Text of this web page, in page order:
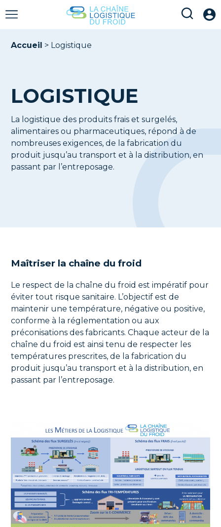
Accueil > Logistique
LOGISTIQUE
La logistique des produits frais et surgelés,
alimentaires ou pharmaceutiques, répond à de
nombreuses exigences, de la fabrication du
produit jusqu’au transport et à la distribution, en
passant par l’entreposage.
Maîtriser la chaîne du froid
Le respect de la chaîne du froid est impératif pour
éviter tout risque sanitaire. L’objectif est de
maintenir une température, négative ou positive,
conforme à la réglementation ou aux
préconisations des fabricants. Chaque acteur de la
chaîne du froid est ainsi tenu de respecter les
températures prescrites, de la fabrication du
produit jusqu’au transport et à la distribution, en
passant par l’entreposage.